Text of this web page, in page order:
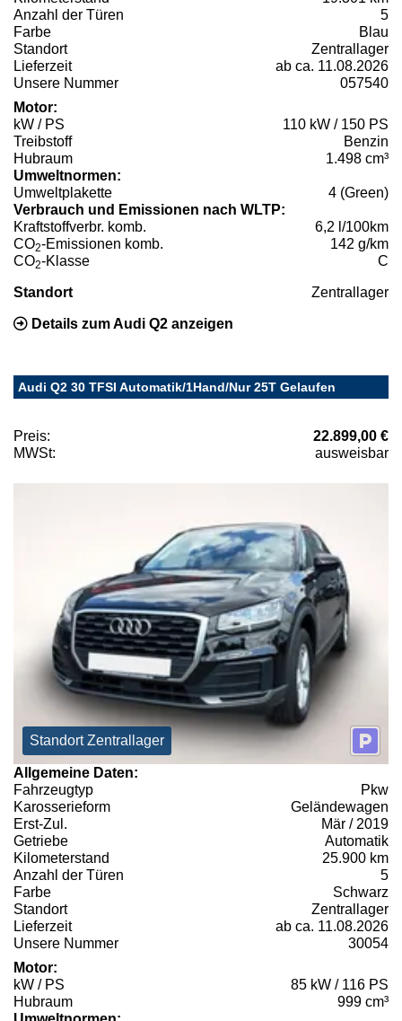
Anzahl der Türen
5
Farbe
Blau
Standort
Zentrallager
Lieferzeit
ab ca. 11.08.2026
Unsere Nummer
057540
Motor:
kW / PS
110 kW / 150 PS
Treibstoff
Benzin
Hubraum
1.498 cm³
Umweltnormen:
Umweltplakette
4 (Green)
Verbrauch und Emissionen nach WLTP:
Kraftstoffverbr. komb.
6,2 l/100km
CO2-Emissionen komb.
142 g/km
CO2-Klasse C
Standort Zentrallager
Details zum Audi Q2 anzeigen
Audi Q2 30 TFSI Automatik/1Hand/Nur 25T Gelaufen
Preis:
22.899,00 €
MWSt:
ausweisbar
Standort Zentrallager
Allgemeine Daten:
Fahrzeugtyp
Pkw
Karosserieform
Geländewagen
Erst-Zul.
Mär / 2019
Getriebe
Automatik
Kilometerstand
25.900 km
Anzahl der Türen
5
Farbe
Schwarz
Standort
Zentrallager
Lieferzeit
ab ca. 11.08.2026
Unsere Nummer
30054
Motor:
kW / PS
85 kW / 116 PS
Hubraum
999 cm³